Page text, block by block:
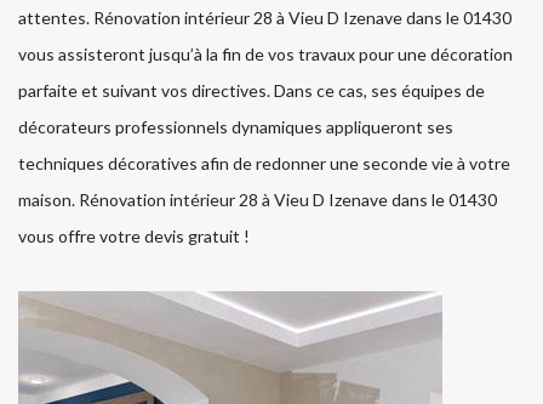
attentes. Rénovation intérieur 28 à Vieu D Izenave dans le 01430
vous assisteront jusqu’à la fin de vos travaux pour une décoration
parfaite et suivant vos directives. Dans ce cas, ses équipes de
décorateurs professionnels dynamiques appliqueront ses
techniques décoratives afin de redonner une seconde vie à votre
maison. Rénovation intérieur 28 à Vieu D Izenave dans le 01430
vous offre votre devis gratuit !